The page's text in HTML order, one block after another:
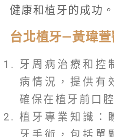
健康和植牙的成功。
台北植牙—黃瑋萱
牙周病治療和控
病情況，提供有
確保在植牙前口
植牙專業知識：
牙手術，包括單